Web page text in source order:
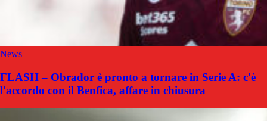
News
FLASH – Obrador è pronto a tornare in Serie A: c'è
l'accordo con il Benfica, affare in chiusura